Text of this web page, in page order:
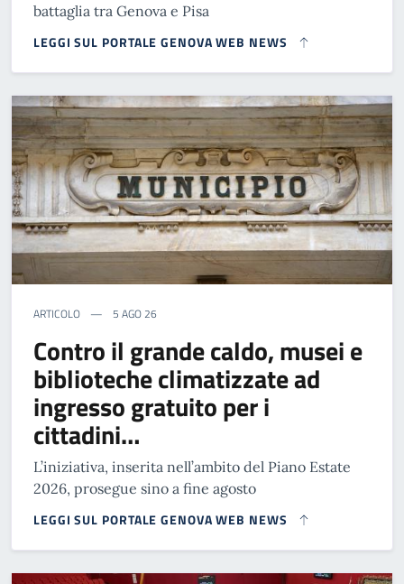
battaglia tra Genova e Pisa
LEGGI SUL PORTALE GENOVA WEB NEWS
ARTICOLO 5 AGO 26
Contro il grande caldo, musei e
biblioteche climatizzate ad
ingresso gratuito per i
cittadini…
L’iniziativa, inserita nell’ambito del Piano Estate
2026, prosegue sino a fine agosto
LEGGI SUL PORTALE GENOVA WEB NEWS